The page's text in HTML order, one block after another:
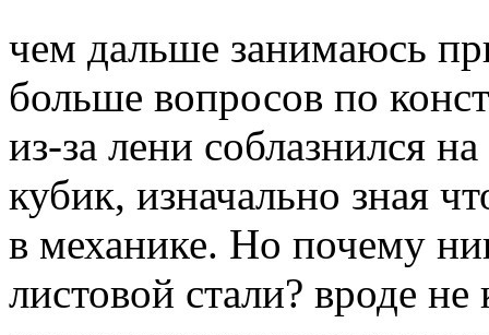
чем дальше занимаюсь
больше вопросов по
из-за лени соблазнился
кубик, изначально зная
в механике. Но почему
листовой стали? вроде